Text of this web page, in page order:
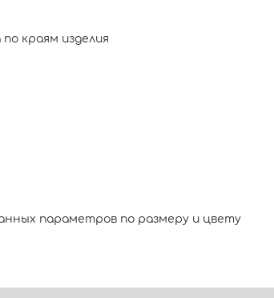
краям изделия
параметров по размеру и цвету